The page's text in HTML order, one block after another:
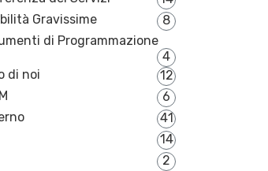
Gravissime
8
di Programmazione
4
di noi
12
6
41
14
2